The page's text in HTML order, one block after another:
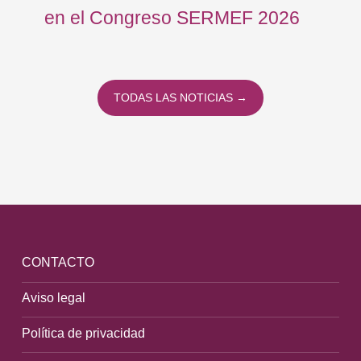
en el Congreso SERMEF 2026
TODAS LAS NOTICIAS →
CONTACTO
Aviso legal
Política de privacidad